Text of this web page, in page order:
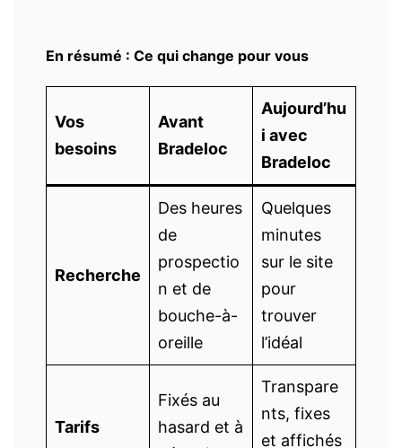
En résumé : Ce qui change pour vous
Vos
besoins
Avant
Bradeloc
Aujourd’hu
i avec
Bradeloc
Recherche
Des heures
de
prospectio
n et de
bouche-à-
oreille
Quelques
minutes
sur le site
pour
trouver
l’idéal
Tarifs
Fixés au
hasard et à
Transpare
nts, fixes
et affichés